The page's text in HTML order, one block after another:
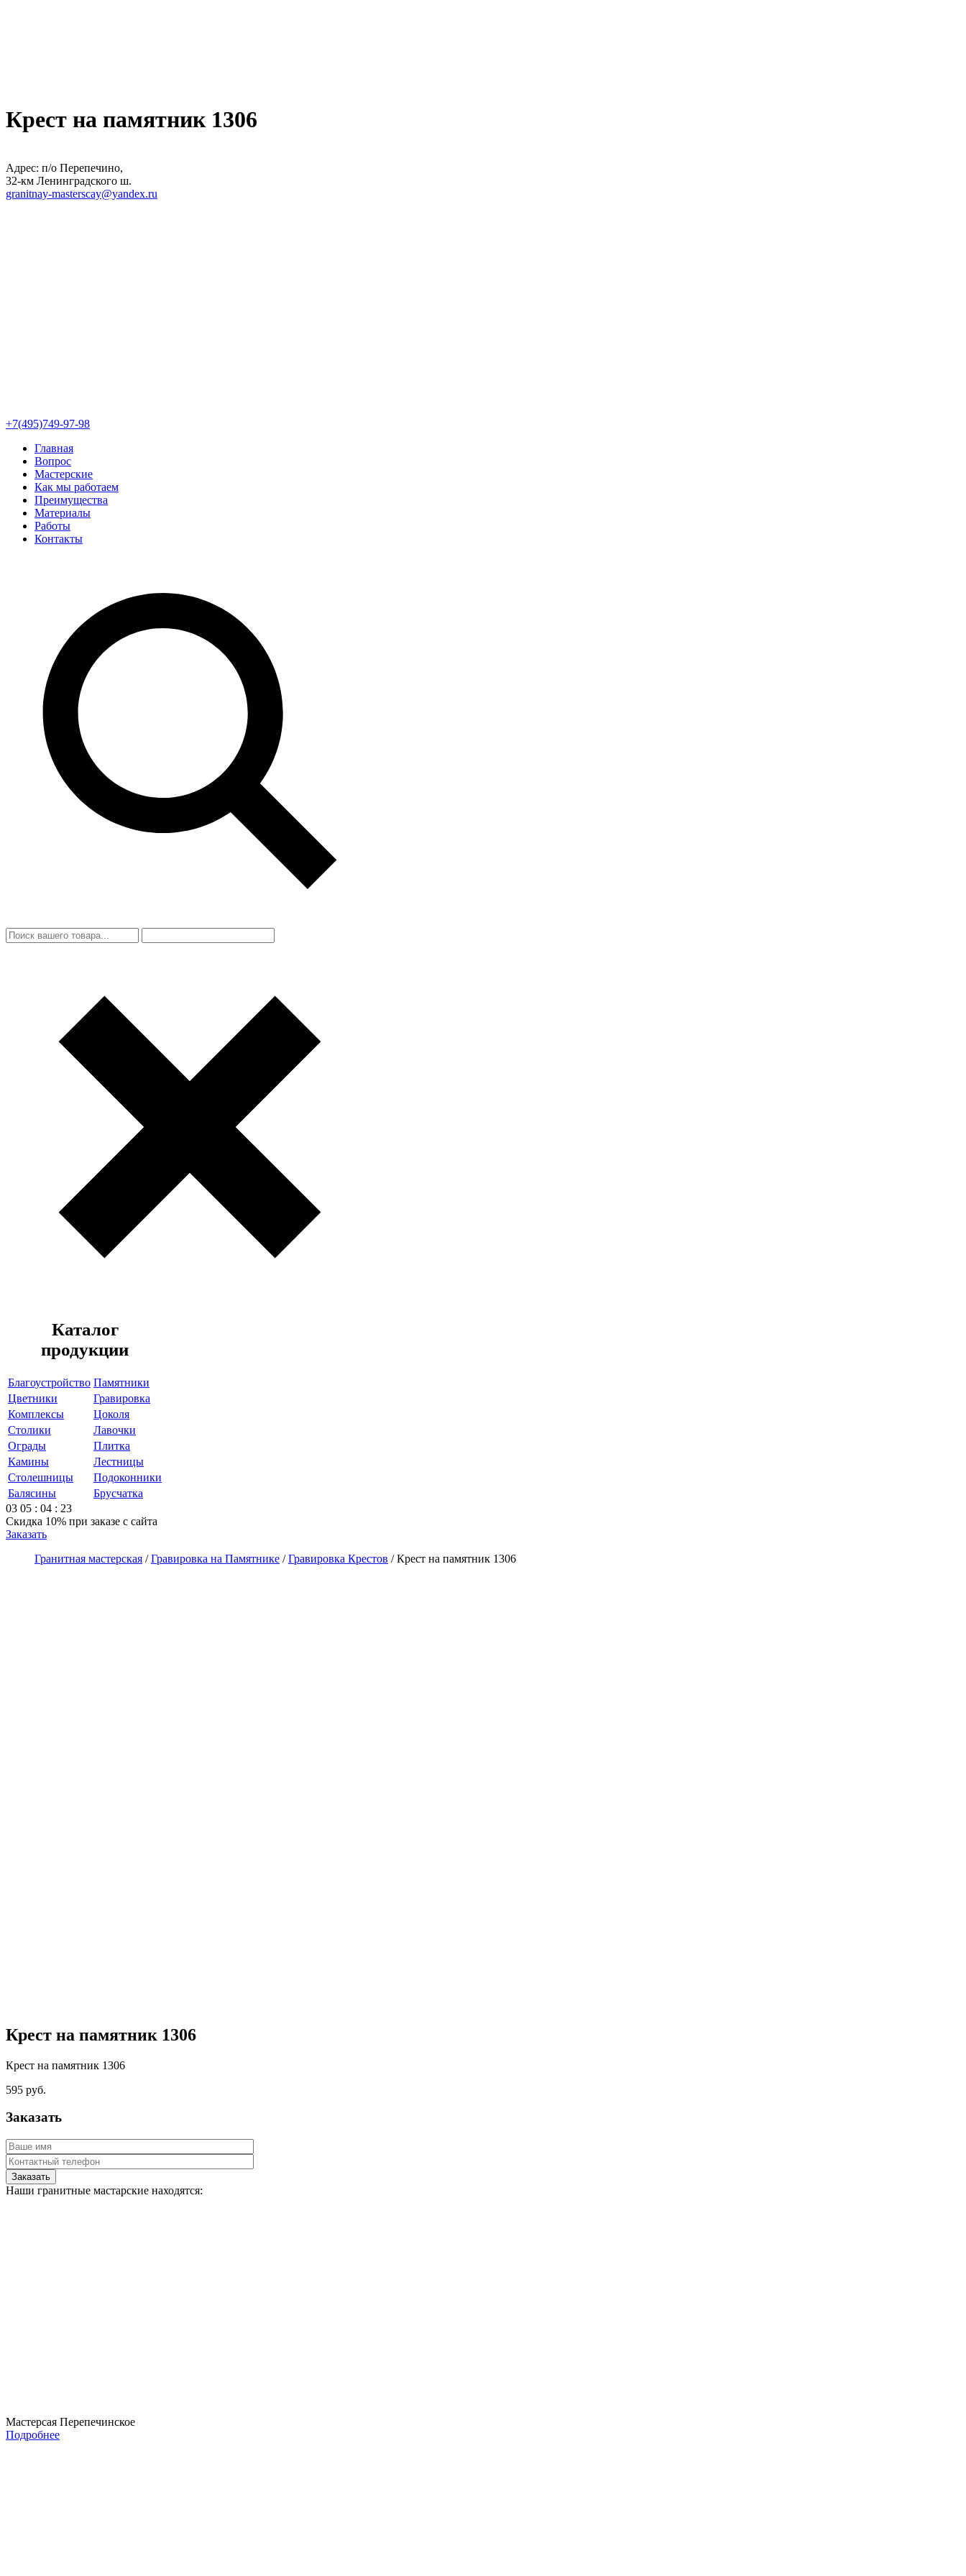
Крест на памятник 1306
Адрес: п/о Перепечино,
32-км Ленинградского ш.
granitnay-masterscay@yandex.ru
+7(495)749-97-98
Главная
Вопрос
Мастерские
Как мы работаем
Преимущества
Материалы
Работы
Контакты
Каталог
продукции
Благоустройство Памятники
Цветники
Гравировка
Комплексы
Цоколя
Столики
Лавочки
Ограды
Плитка
Камины
Лестницы
Столешницы
Подоконники
Балясины
Брусчатка
03 05 : 04 : 23
Скидка 10% при заказе с сайта
Заказать
Гранитная мастерская /Гравировка на Памятнике /Гравировка Крестов /Крест на памятник 1306
Крест на памятник 1306
Крест на памятник 1306
595 руб.
Заказать
Наши гранитные мастарские находятся:
Мастерсая Перепечинское
Подробнее